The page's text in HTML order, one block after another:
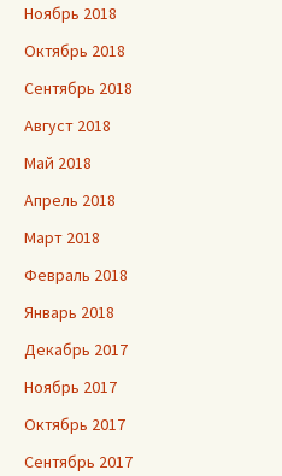
Ноябрь 2018
Октябрь 2018
Сентябрь 2018
Август 2018
Май 2018
Апрель 2018
Март 2018
Февраль 2018
Январь 2018
Декабрь 2017
Ноябрь 2017
Октябрь 2017
Сентябрь 2017